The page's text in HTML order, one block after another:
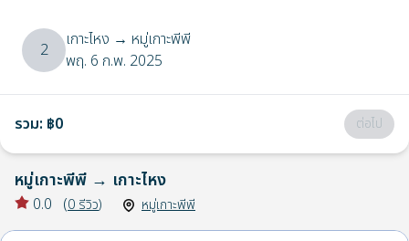
2 เกาะไหง → หมู่เกาะพีพี
พฤ. 6 ก.พ. 2025
รวม: ฿0 ต่อไป
หมู่เกาะพีพี → เกาะไหง
0.0 (0 รีวิว) หมู่เกาะพีพี